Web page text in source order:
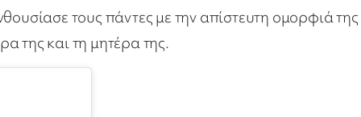
τους πάντες με την απίστευτη ομορφιά της
της και τη μητέρα της.